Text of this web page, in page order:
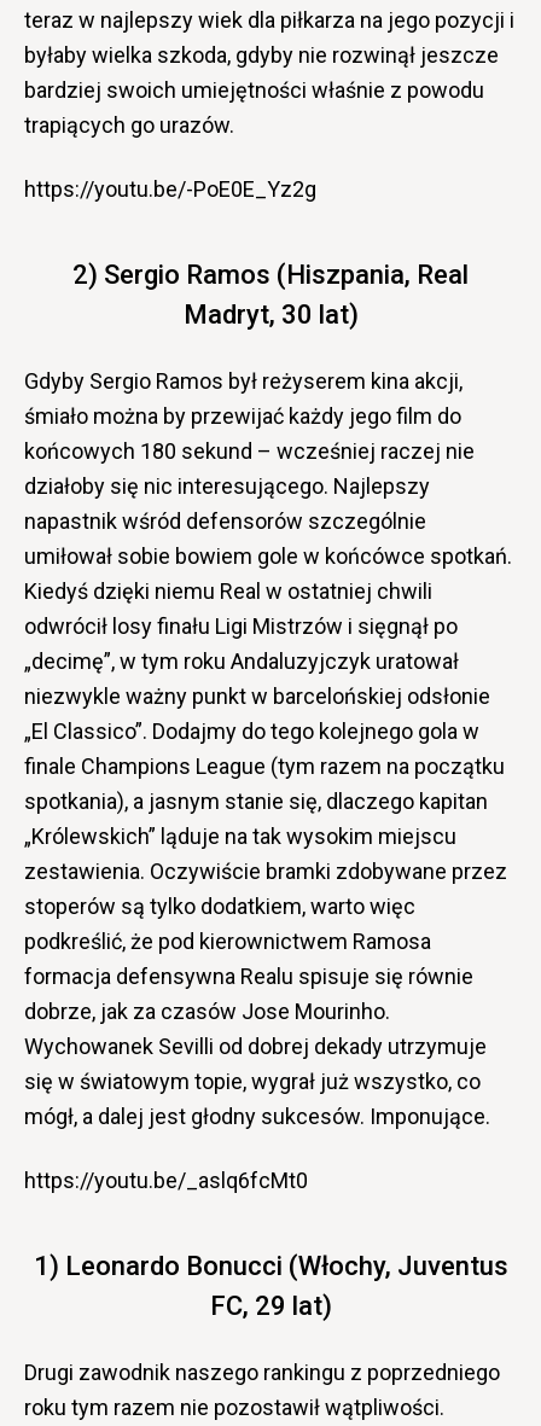
teraz w najlepszy wiek dla piłkarza na jego pozycji i
byłaby wielka szkoda, gdyby nie rozwinął jeszcze
bardziej swoich umiejętności właśnie z powodu
trapiących go urazów.
https://youtu.be/-PoE0E_Yz2g
2) Sergio Ramos (Hiszpania, Real
Madryt, 30 lat)
Gdyby Sergio Ramos był reżyserem kina akcji,
śmiało można by przewijać każdy jego film do
końcowych 180 sekund – wcześniej raczej nie
działoby się nic interesującego. Najlepszy
napastnik wśród defensorów szczególnie
umiłował sobie bowiem gole w końcówce spotkań.
Kiedyś dzięki niemu Real w ostatniej chwili
odwrócił losy finału Ligi Mistrzów i sięgnął po
„decimę”, w tym roku Andaluzyjczyk uratował
niezwykle ważny punkt w barcelońskiej odsłonie
„El Classico”. Dodajmy do tego kolejnego gola w
finale Champions League (tym razem na początku
spotkania), a jasnym stanie się, dlaczego kapitan
„Królewskich” ląduje na tak wysokim miejscu
zestawienia. Oczywiście bramki zdobywane przez
stoperów są tylko dodatkiem, warto więc
podkreślić, że pod kierownictwem Ramosa
formacja defensywna Realu spisuje się równie
dobrze, jak za czasów Jose Mourinho.
Wychowanek Sevilli od dobrej dekady utrzymuje
się w światowym topie, wygrał już wszystko, co
mógł, a dalej jest głodny sukcesów. Imponujące.
https://youtu.be/_aslq6fcMt0
1) Leonardo Bonucci (Włochy, Juventus
FC, 29 lat)
Drugi zawodnik naszego rankingu z poprzedniego
roku tym razem nie pozostawił wątpliwości.